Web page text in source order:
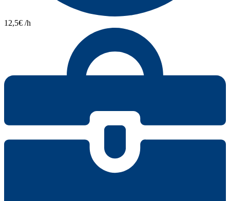
12,5€ /h